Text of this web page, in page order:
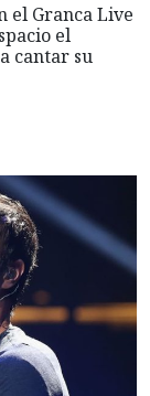
el Granca Live
el
cantar su